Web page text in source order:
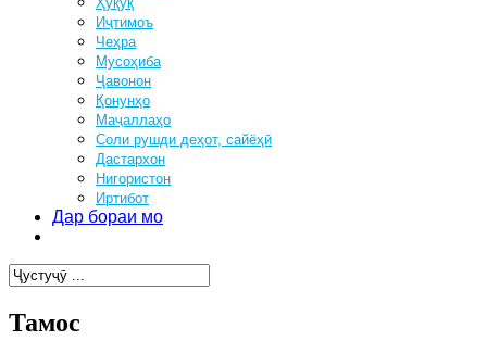
Иҷтимоъ
Чеҳра
Мусоҳиба
Ҷавонон
Қонунҳо
Маҷаллаҳо
Соли рушди деҳот, сайёҳӣ
Дастархон
Нигористон
Иртибот
Дар бораи мо
Тамос